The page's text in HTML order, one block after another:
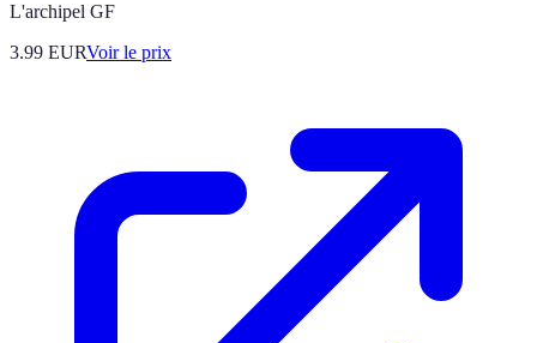
L'archipel GF
3.99 EURVoir le prix